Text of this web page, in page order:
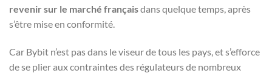
revenir sur le marché françaisdans quelque temps, après
s’être mise en conformité.
Car Bybit n’est pas dans le viseur de tous les pays, et s’efforce
de se plier aux contraintes des régulateurs de nombreux